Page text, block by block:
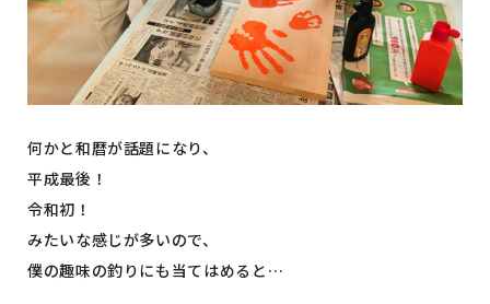
何かと和暦が話題になり、
平成最後！
令和初！
みたいな感じが多いので、
僕の趣味の釣りにも当てはめると…